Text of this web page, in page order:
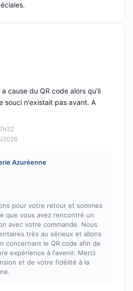
2026
cause du QR code alors qu'il
souci n'existait pas avant. A
Azuréenne
pour votre retour et sommes
que vous avez rencontré un
avec votre commande. Nous
très au sérieux et allons
concernant le QR code afin de
expérience à l'avenir. Merci
et de votre fidélité à la